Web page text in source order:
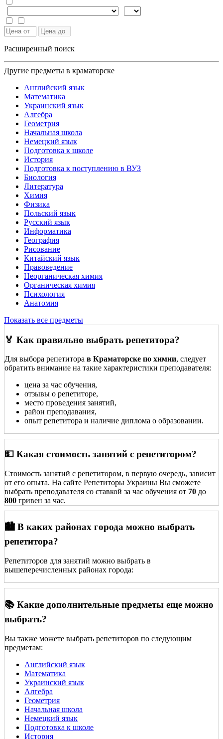
Расширенный поиск
Другие предметы в краматорске
Английский язык
Математика
Украинский язык
Алгебра
Геометрия
Начальная школа
Немецкий язык
Подготовка к школе
История
Подготовка к поступлению в ВУЗ
Биология
Литература
Химия
Физика
Польский язык
Русский язык
Информатика
География
Рисование
Китайский язык
Правоведение
Неорганическая химия
Органическая химия
Психология
Анатомия
Показать все предметы
🏅 Как правильно выбрать репетитора?
Для выбора репетитора в Краматорске по химии, следует
обратить внимание на такие характеристики преподавателя:
цена за час обучения,
отзывы о репетиторе,
место проведения занятий,
район преподавания,
опыт репетитора и наличие диплома о образовании.
💵 Какая стоимость занятий с репетитором?
Стоимость занятий с репетитором, в первую очередь, зависит
от его опыта. На сайте Репетиторы Украины Вы сможете
выбрать преподавателя со ставкой за час обучения от 70 до
800 гривен за час.
🏙️ В каких районах города можно выбрать
репетитора?
Репетиторов для занятий можно выбрать в
вышеперечисленных районах города:
📚 Какие дополнительные предметы еще можно
выбрать?
Вы также можете выбрать репетиторов по следующим
предметам:
Английский язык
Математика
Украинский язык
Алгебра
Геометрия
Начальная школа
Немецкий язык
Подготовка к школе
История